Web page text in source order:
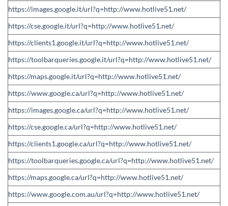
https://images.google.it/url?q=http://www.hotlive51.net/
https://cse.google.it/url?q=http://www.hotlive51.net/
https://clients1.google.it/url?q=http://www.hotlive51.net/
https://toolbarqueries.google.it/url?q=http://www.hotlive51.net/
https://maps.google.it/url?q=http://www.hotlive51.net/
https://www.google.ca/url?q=http://www.hotlive51.net/
https://images.google.ca/url?q=http://www.hotlive51.net/
https://cse.google.ca/url?q=http://www.hotlive51.net/
https://clients1.google.ca/url?q=http://www.hotlive51.net/
https://toolbarqueries.google.ca/url?q=http://www.hotlive51.net/
https://maps.google.ca/url?q=http://www.hotlive51.net/
https://www.google.com.au/url?q=http://www.hotlive51.net/